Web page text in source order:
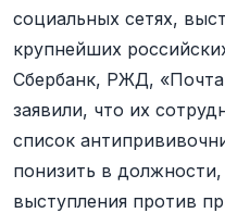
социальных сетях,
крупнейших
Сбербанк, РЖД,
заявили, что их
список
понизить в должности,
выступления против